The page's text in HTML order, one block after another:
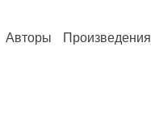
Авторы Произведения